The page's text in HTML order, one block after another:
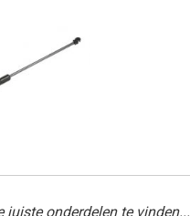
juiste onderdelen te vinden...